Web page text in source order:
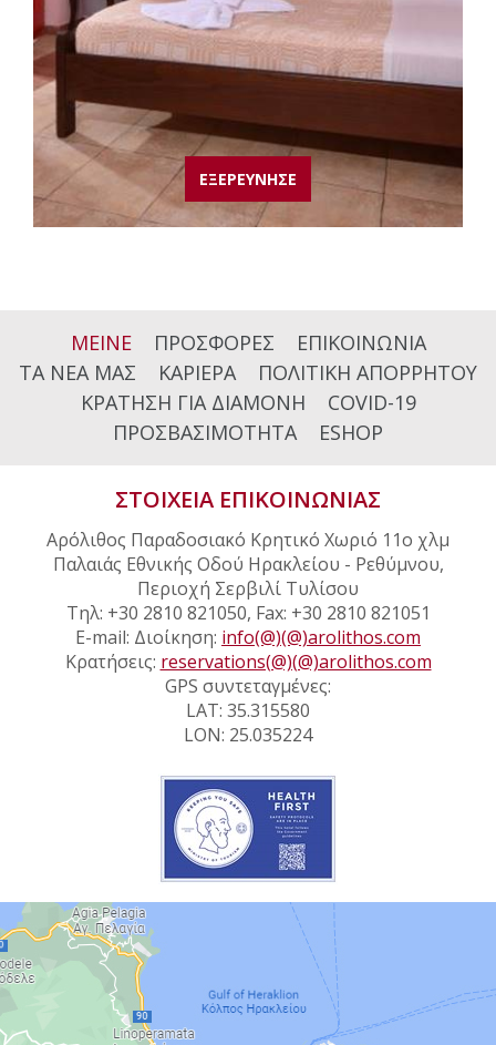
ΕΞΕΡΕΥΝΗΣΕ
ΜΕΙΝΕ ΠΡΟΣΦΟΡΕΣ
ΕΠΙΚΟΙΝΩΝΙΑ
ΤΑ ΝΕΑ ΜΑΣ
ΚΑΡΙΕΡΑ
ΠΟΛΙΤΙΚΗ ΑΠΟΡΡΗΤΟΥ
ΚΡΑΤΗΣΗ ΓΙΑ ΔΙΑΜΟΝΗ
COVID-19
ΠΡΟΣΒΑΣΙΜΟΤΗΤΑ
ESHOP
ΣΤΟΙΧΕΙΑ ΕΠΙΚΟΙΝΩΝΙΑΣ
Αρόλιθος Παραδοσιακό Κρητικό Χωριό 11ο χλμ
Παλαιάς Εθνικής Οδού Ηρακλείου - Ρεθύμνου,
Περιοχή Σερβιλί Τυλίσου
Τηλ: +30 2810 821050, Fax: +30 2810 821051
E-mail: Διοίκηση: info(@)(@)arolithos.com
Κρατήσεις: reservations(@)(@)arolithos.com
GPS συντεταγμένες:
LAT: 35.315580
LON: 25.035224